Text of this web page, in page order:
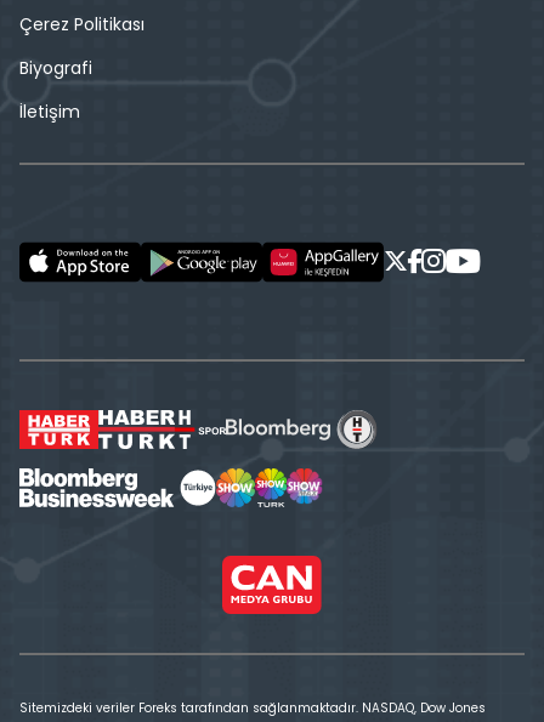
Çerez Politikası
Biyografi
İletişim
Sitemizdeki veriler Foreks tarafından sağlanmaktadır. NASDAQ, Dow Jones